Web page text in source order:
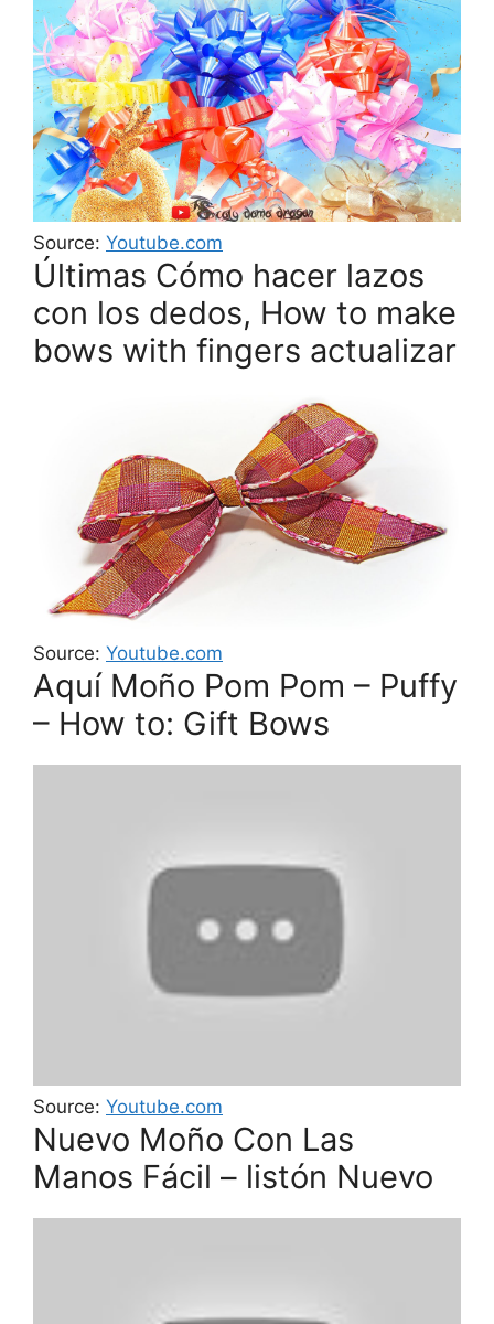
Source: Youtube.com
Últimas Cómo hacer lazos
con los dedos, How to make
bows with fingers actualizar
Source: Youtube.com
Aquí Moño Pom Pom – Puffy
– How to: Gift Bows
Source: Youtube.com
Nuevo Moño Con Las
Manos Fácil – listón Nuevo